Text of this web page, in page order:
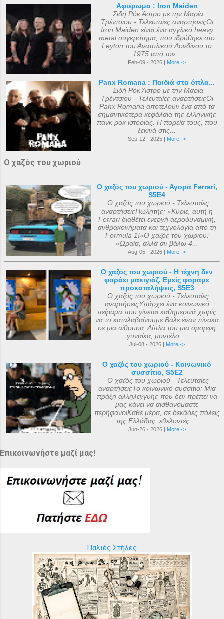
Αφιέρωμα : Iron Maiden
Σιδή Ρόκ Άστρο με την Μαρία
Τρέντσιου - Τελευταίες αναρτήσειςΟι
Iron Maiden είναι ένα αγγλικό heavy
metal συγκρότημα, που ιδρύθηκε στο
Leyton του Ανατολικού Λονδίνου το
1975 από τον...
Feb-09 - 2026 | More ->
Panx Romana : Παιδιά στα όπλα...
Σιδή Ρόκ Άστρο με την Μαρία
Τρέντσιου - Τελευταίες αναρτήσειςΟι
Panx Romana αποτελούν ένα από τα
σημαντικότερα κεφάλαια της ελληνικής
πανκ ροκ ιστορίας. Η πορεία τους, που
ξεκινά στις...
Sep-12 - 2025 | More ->
Ο χαζός του χωριού
Ο χαζός του χωριού - Αγορά Ferrari,
S5E4
Ο χαζός του χωριού - Τελευταίες
αναρτήσειςΠωλητής: «Κύριε, αυτή η
Ferrari διαθέτει ενεργή αεροδυναμική,
ανθρακονήματα και τεχνολογία από τη
Formula 1!»Ο χαζός του χωριού:
«Ωραία, αλλά αν βάλω 4...
Aug-05 - 2026 | More ->
Ο χαζός του χωριού - Η τέχνη δεν
φοράει μακιγιάζ. Εμείς φοράμε
προκαταλήψεις, S5E3
Ο χαζός του χωριού - Τελευταίες
αναρτήσειςΥπάρχει ένα κοινωνικό
πείραμα που γίνεται καθημερινά χωρίς
να το καταλαβαίνουμε.Βάλε έναν πίνακα
σε μια αίθουσα. Δίπλα του μια όμορφη
γυναίκα, μοντέλο,...
Jul-08 - 2026 | More ->
Ο χαζός του χωριού - Κοινωνικό
συσσίτιο, S5E2
Ο χαζός του χωριού - Τελευταίες
αναρτήσειςΤο κοινωνικό συσσίτιο: Μια
πράξη αλληλεγγύης που δεν πρέπει να
μας κάνει να αισθανόμαστε
περήφανοιΚάθε μέρα, σε δεκάδες πόλεις
της Ελλάδας, εθελοντές,...
Jun-26 - 2026 | More ->
Επικοινωνήστε μαζί μας!
Παλιές Στήλες